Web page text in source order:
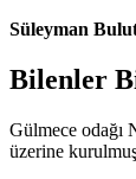
Süleyman
Bilenler
Gülmece odağı
üzerine